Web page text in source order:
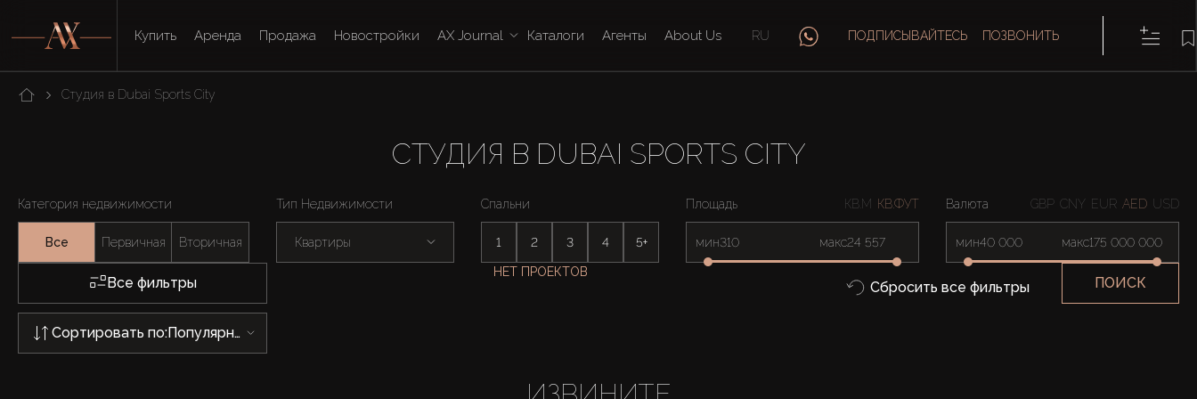
Купить Аренда Продажа Новостройки AX Journal Каталоги Агенты About Us RU ПОДПИСЫВАЙТЕСЬ ПОЗВОНИТЬ
Студия в Dubai Sports City
СТУДИЯ В DUBAI SPORTS CITY
Категория недвижимости
Все Первичная Вторичная
Тип Недвижимости
Квартиры
Спальни
1 2 3 4 5+
Площадь КВ.М КВ.ФУТ
мин макс
Валюта GBP CNY EUR AED USD
мин макс
Все фильтры
НЕТ ПРОЕКТОВ
Сбросить все фильтры ПОИСК
Сортировать по: Популярности